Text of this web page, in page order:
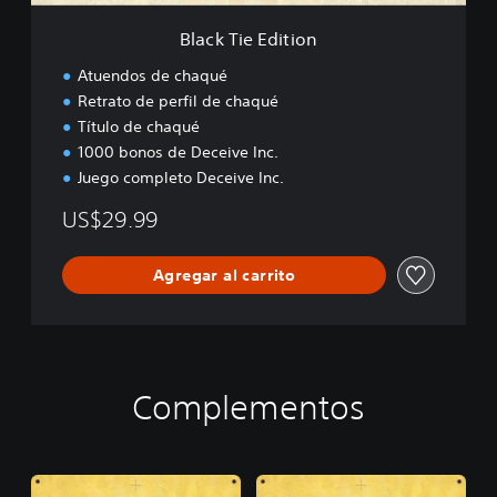
Black Tie Edition
Atuendos de chaqué
Retrato de perfil de chaqué
Título de chaqué
1000 bonos de Deceive Inc.
Juego completo Deceive Inc.
US$29.99
Agregar al carrito
Complementos